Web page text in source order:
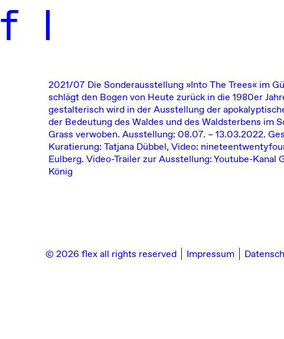
f l
2021/07 Die Sonderausstellung »Into The Trees« im
schlägt den Bogen von Heute zurück in die 1980er
gestalterisch wird in der Ausstellung der
der Bedeutung des Waldes und des Waldsterbens im
Grass verwoben.Ausstellung: 08.07. – 13.03.2022.
Kuratierung: Tatjana Dübbel, Video:
Eulberg. Video-Trailer zur Ausstellung:Youtube-Kanal
König
© 2026 flex all rights reserved Impressum